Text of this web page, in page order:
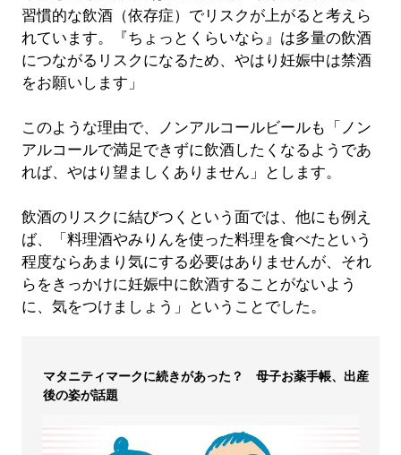
習慣的な飲酒（依存症）でリスクが上がると考えら
れています。『ちょっとくらいなら』は多量の飲酒
につながるリスクになるため、やはり妊娠中は禁酒
をお願いします」
このような理由で、ノンアルコールビールも「ノン
アルコールで満足できずに飲酒したくなるようであ
れば、やはり望ましくありません」とします。
飲酒のリスクに結びつくという面では、他にも例え
ば、「料理酒やみりんを使った料理を食べたという
程度ならあまり気にする必要はありませんが、それ
らをきっかけに妊娠中に飲酒することがないよう
に、気をつけましょう」ということでした。
マタニティマークに続きがあった？ 母子お薬手帳、出産
後の姿が話題